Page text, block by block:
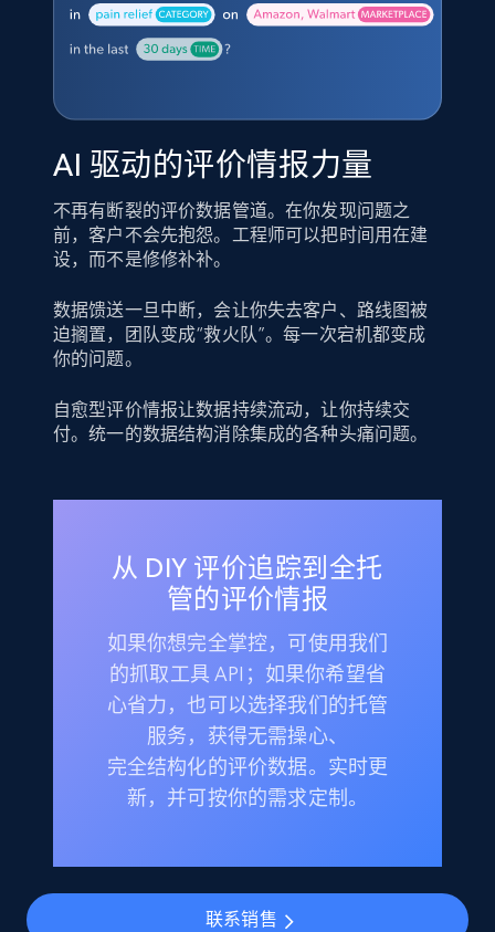
AI 驱动的评价情报力量
不再有断裂的评价数据管道。在你发现问题之
前，客户不会先抱怨。工程师可以把时间用在建
设，而不是修修补补。
数据馈送一旦中断，会让你失去客户、路线图被
迫搁置，团队变成“救火队”。每一次宕机都变成
你的问题。
自愈型评价情报让数据持续流动，让你持续交
付。统一的数据结构消除集成的各种头痛问题。
从 DIY 评价追踪到全托
管的评价情报
如果你想完全掌控，可使用我们
的抓取工具 API；如果你希望省
心省力，也可以选择我们的托管
服务，获得无需操心、
完全结构化的评价数据。实时更
新，并可按你的需求定制。
联系销售